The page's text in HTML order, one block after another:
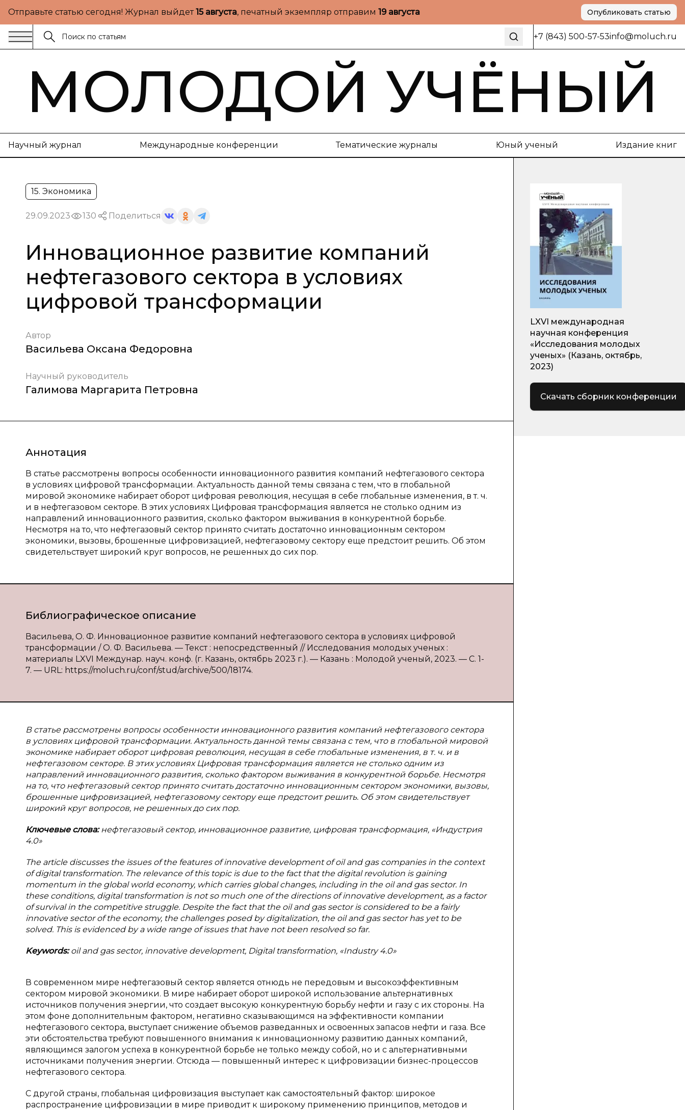
Отправьте статью сегодня! Журнал выйдет15 августа, печатный экземпляр отправим 19 августа Опубликовать статью
+7 (843) 500-57-53info@moluch.ru
МОЛОДОЙ УЧЁНЫЙ
Научный журнал Международные конференции Тематические журналы Юный ученый Издание книг
15. Экономика
29.09.2023 130 Поделиться
Инновационное развитие компаний
нефтегазового сектора в условиях
цифровой трансформации
Автор
Васильева Оксана Федоровна
Научный руководитель
Галимова Маргарита Петровна
Аннотация
В статье рассмотрены вопросы особенности инновационного развития компаний нефтегазового сектора
в условиях цифровой трансформации. Актуальность данной темы связана с тем, что в глобальной
мировой экономике набирает оборот цифровая революция, несущая в себе глобальные изменения, в т. ч.
и в нефтегазовом секторе. В этих условиях Цифровая трансформация является не столько одним из
направлений инновационного развития, сколько фактором выживания в конкурентной борьбе.
Несмотря на то, что нефтегазовый сектор принято считать достаточно инновационным сектором
экономики, вызовы, брошенные цифровизацией, нефтегазовому сектору еще предстоит решить. Об этом
свидетельствует широкий круг вопросов, не решенных до сих пор.
Библиографическое описание
Васильева, О. Ф. Инновационное развитие компаний нефтегазового сектора в условиях цифровой
трансформации / О. Ф. Васильева. — Текст : непосредственный // Исследования молодых ученых :
материалы LXVI Междунар. науч. конф. (г. Казань, октябрь 2023 г.). — Казань : Молодой ученый, 2023. — С. 1-
7. — URL: https://moluch.ru/conf/stud/archive/500/18174.
В статье рассмотрены вопросы особенности инновационного развития компаний нефтегазового сектора
в условиях цифровой трансформации. Актуальность данной темы связана с тем, что в глобальной мировой
экономике набирает оборот цифровая революция, несущая в себе глобальные изменения, в т. ч. и в
нефтегазовом секторе. В этих условиях Цифровая трансформация является не столько одним из
направлений инновационного развития, сколько фактором выживания в конкурентной борьбе. Несмотря
на то, что нефтегазовый сектор принято считать достаточно инновационным сектором экономики, вызовы,
брошенные цифровизацией, нефтегазовому сектору еще предстоит решить. Об этом свидетельствует
широкий круг вопросов, не решенных до сих пор.
Ключевые слова:нефтегазовый сектор, инновационное развитие, цифровая трансформация, «Индустрия
4.0»
The article discusses the issues of the features of innovative development of oil and gas companies in the context
of digital transformation. The relevance of this topic is due to the fact that the digital revolution is gaining
momentum in the global world economy, which carries global changes, including in the oil and gas sector. In
these conditions, digital transformation is not so much one of the directions of innovative development, as a factor
of survival in the competitive struggle. Despite the fact that the oil and gas sector is considered to be a fairly
innovative sector of the economy, the challenges posed by digitalization, the oil and gas sector has yet to be
solved. This is evidenced by a wide range of issues that have not been resolved so far.
Keywords:oil and gas sector, innovative development, Digital transformation, «Industry 4.0»
В современном мире нефтегазовый сектор является отнюдь не передовым и высокоэффективным
сектором мировой экономики. В мире набирает оборот широкой использование альтернативных
источников получения энергии, что создает высокую конкурентную борьбу нефти и газу с их стороны. На
этом фоне дополнительным фактором, негативно сказывающимся на эффективности компании
нефтегазового сектора, выступает снижение объемов разведанных и освоенных запасов нефти и газа. Все
эти обстоятельства требуют повышенного внимания к инновационному развитию данных компаний,
являющимся залогом успеха в конкурентной борьбе не только между собой, но и с альтернативными
источниками получения энергии. Отсюда — повышенный интерес к цифровизации бизнес-процессов
нефтегазового сектора.
С другой страны, глобальная цифровизация выступает как самостоятельный фактор: широкое
распространение цифровизации в мире приводит к широкому применению принципов, методов и
LXVI международная
научная конференция
«Исследования молодых
ученых» (Казань, октябрь,
2023)
Скачать сборник конференции